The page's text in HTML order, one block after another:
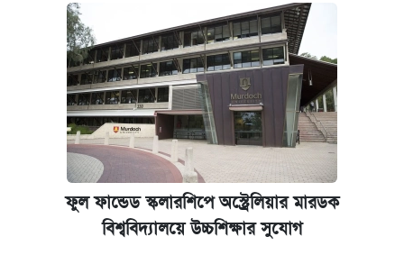
ফুল ফান্ডেড স্কলারশিপে অস্ট্রেলিয়ার মারডক
বিশ্ববিদ্যালয়ে উচ্চশিক্ষার সুযোগ